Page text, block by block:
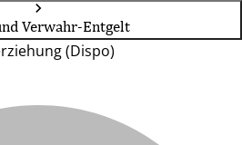
Verwahr-Entgelt
(Dispo)